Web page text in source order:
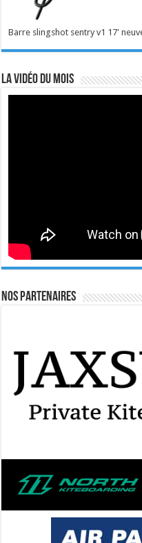
Barre slingshot sentry v1 17'
La vidéo du mois
Nos Partenaires